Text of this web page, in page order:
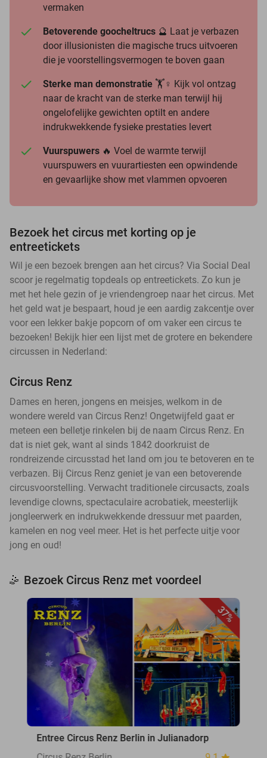
vermaken
Betoverende goocheltrucs 🔮 Laat je verbazen
door illusionisten die magische trucs uitvoeren
die je voorstellingsvermogen te boven gaan
Sterke man demonstratie 🏋️♀️ Kijk vol ontzag
naar de kracht van de sterke man terwijl hij
ongelofelijke gewichten optilt en andere
indrukwekkende fysieke prestaties levert
Vuurspuwers 🔥 Voel de warmte terwijl
vuurspuwers en vuurartiesten een opwindende
en gevaarlijke show met vlammen opvoeren
Bezoek het circus met korting op je
entreetickets
Wil je een bezoek brengen aan het circus? Via Social Deal
scoor je regelmatig topdeals op entreetickets. Zo kun je
met het hele gezin of je vriendengroep naar het circus. Met
het geld wat je bespaart, houd je een aardig zakcentje over
voor een lekker bakje popcorn of om vaker een circus te
bezoeken! Bekijk hier een lijst met de grotere en bekendere
circussen in Nederland:
Circus Renz
Dames en heren, jongens en meisjes, welkom in de
wondere wereld van Circus Renz! Ongetwijfeld gaat er
meteen een belletje rinkelen bij de naam Circus Renz. En
dat is niet gek, want al sinds 1842 doorkruist de
rondreizende circusstad het land om jou te betoveren en te
verbazen. Bij Circus Renz geniet je van een betoverende
circusvoorstelling. Verwacht traditionele circusacts, zoals
levendige clowns, spectaculaire acrobatiek, meesterlijk
jongleerwerk en indrukwekkende dressuur met paarden,
kamelen en nog veel meer. Het is het perfecte uitje voor
jong en oud!
🤹 Bezoek Circus Renz met voordeel
37%
Entree Circus Renz Berlin in Julianadorp